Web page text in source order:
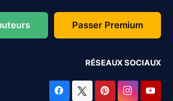
Passer Premium
RÉSEAUX SOCIAUX